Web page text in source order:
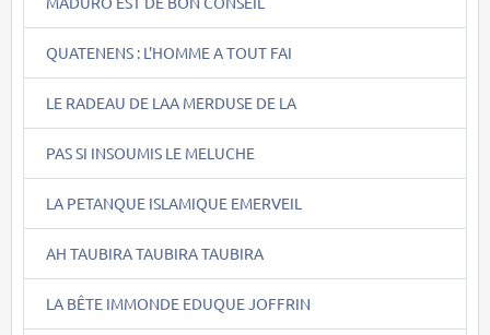
QUATENENS : L'HOMME A TOUT FAI
LE RADEAU DE LAA MERDUSE DE LA
PAS SI INSOUMIS LE MELUCHE
LA PETANQUE ISLAMIQUE EMERVEIL
AH TAUBIRA TAUBIRA TAUBIRA
LA BÊTE IMMONDE EDUQUE JOFFRIN